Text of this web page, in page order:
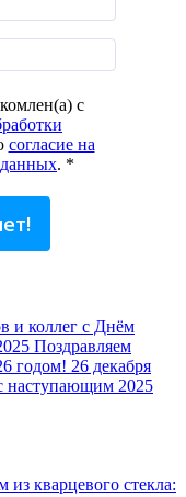
с
согласие на
. *
и коллег с Днём
Поздравляем
годом! 26 декабря
наступающим 2025
из кварцевого стекла: